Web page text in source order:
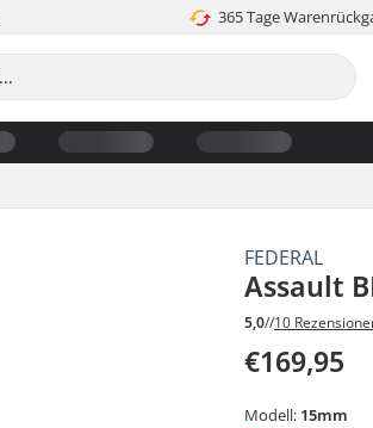
365 Tage
FEDERAL
Assault
5,0//10
€169,95
Modell: 15mm